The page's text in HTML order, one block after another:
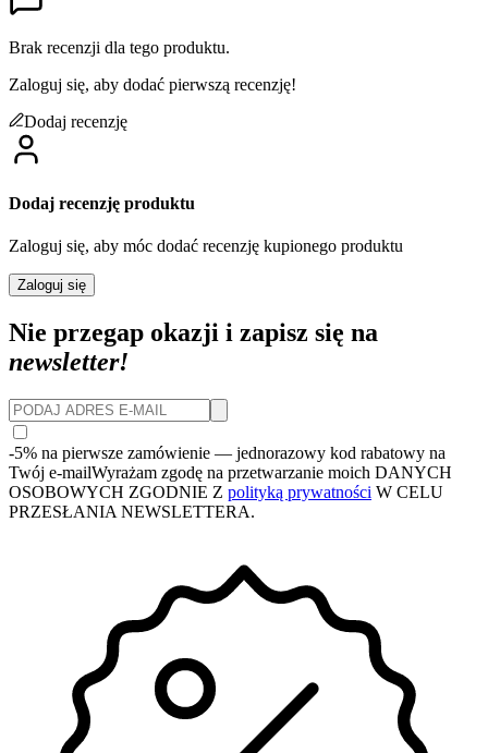
Brak recenzji dla tego produktu.
Zaloguj się, aby dodać pierwszą recenzję!
Dodaj recenzję
Dodaj recenzję produktu
Zaloguj się, aby móc dodać recenzję kupionego produktu
Zaloguj się
Nie przegap okazji i zapisz się na
newsletter!
-5% na pierwsze zamówienie — jednorazowy kod rabatowy na
Twój e-mailWyrażam zgodę na przetwarzanie moich DANYCH
OSOBOWYCH ZGODNIE Z polityką prywatności W CELU
PRZESŁANIA NEWSLETTERA.